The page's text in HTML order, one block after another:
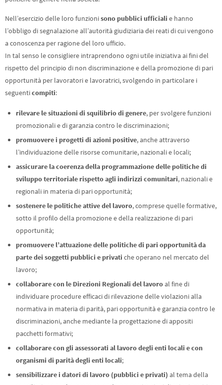
Nell’esercizio delle loro funzionisono pubblici ufficiali e hanno
l’obbligo di segnalazione all’autorità giudiziaria dei reati di cui vengono
a conoscenza per ragione del loro ufficio.
In tal senso le consigliere intraprendono ogni utile iniziativa ai fini del
rispetto del principio di non discriminazione e della promozione di pari
opportunità per lavoratori e lavoratrici, svolgendo in particolare i
seguenticompiti:
rilevare le situazioni di squilibrio di genere, per svolgere funzioni
promozionali e di garanzia contro le discriminazioni;
promuovere i progetti di azioni positive, anche attraverso
l’individuazione delle risorse comunitarie, nazionali e locali;
assicurare la coerenza della programmazione delle politiche di
sviluppo territoriale rispetto agli indirizzi comunitari, nazionali e
regionali in materia di pari opportunità;
sostenere le politiche attive del lavoro, comprese quelle formative,
sotto il profilo della promozione e della realizzazione di pari
opportunità;
promuovere l’attuazione delle politiche di pari opportunità da
parte dei soggetti pubblici e privatiche operano nel mercato del
lavoro;
collaborare con le Direzioni Regionali del lavoro al fine di
individuare procedure efficaci di rilevazione delle violazioni alla
normativa in materia di parità, pari opportunità e garanzia contro le
discriminazioni, anche mediante la progettazione di appositi
pacchetti formativi;
collaborare con gli assessorati al lavoro degli enti locali e con
organismi di parità degli enti locali;
sensibilizzare i datori di lavoro (pubblici e privati) al tema della